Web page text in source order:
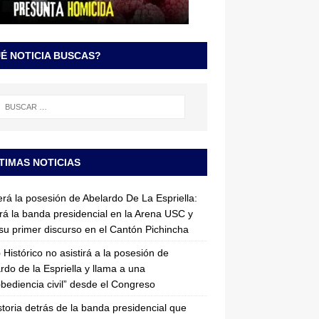
NOTICIA BUSCAS?
NOTICIAS
la posesión de Abelardo De La Espriella:
la banda presidencial en la Arena USC y
primer discurso en el Cantón Pichincha
Histórico no asistirá a la posesión de
de la Espriella y llama a una
civil” desde el Congreso
detrás de la banda presidencial que